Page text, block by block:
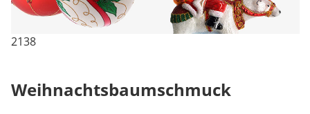
2138
Weihnachtsbaumschmuck